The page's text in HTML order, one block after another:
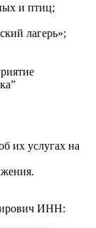
и птиц;
лагерь»;
их услугах на
ИНН: